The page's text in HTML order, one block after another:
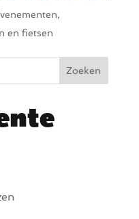
,
en fietsen
Zoeken